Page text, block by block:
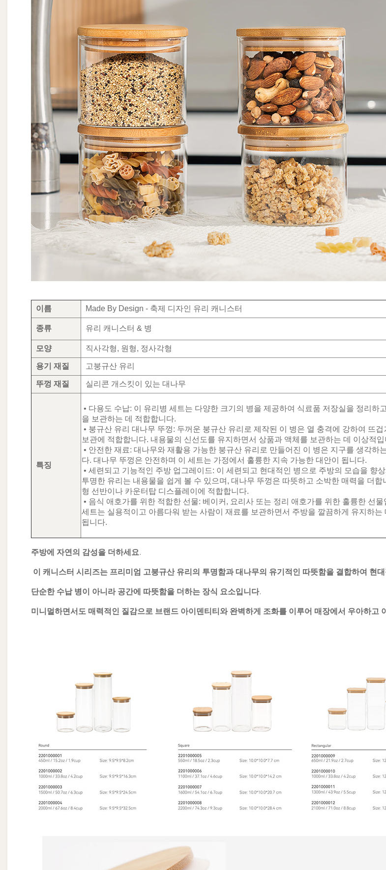
이름 Made By Design - 축제 디자인 유리 캐니스터
종류 유리 캐니스터 & 병
모양 직사각형, 원형, 정사각형
용기 재질 고붕규산 유리
뚜껑 재질 실리콘 개스킷이 있는 대나무
특징
• 다용도 수납: 이 유리병 세트는 다양한 크기의 병을 제공하여 식료품 저장실을 정리하
을 보관하는 데 적합합니다.
• 붕규산 유리 대나무 뚜껑: 두꺼운 붕규산 유리로 제작된 이 병은 열 충격에 강하여 뜨겁
보관에 적합합니다. 내용물의 신선도를 유지하면서 상품과 액체를 보관하는 데 이상적입
• 안전한 재료: 대나무와 재활용 가능한 붕규산 유리로 만들어진 이 병은 지구를 생각하
다. 대나무 뚜껑은 안전하며 이 세트는 가정에서 훌륭한 지속 가능한 대안이 됩니다.
• 세련되고 기능적인 주방 업그레이드: 이 세련되고 현대적인 병으로 주방의 모습을 향
투명한 유리는 내용물을 쉽게 볼 수 있으며, 대나무 뚜껑은 따뜻하고 소박한 매력을 더합
형 선반이나 카운터탑 디스플레이에 적합합니다.
• 음식 애호가를 위한 적합한 선물: 베이커, 요리사 또는 정리 애호가를 위한 훌륭한 선물
세트는 실용적이고 아름다워 받는 사람이 재료를 보관하면서 주방을 깔끔하게 유지하는
됩니다.
주방에 자연의 감성을 더하세요.
이 캐니스터 시리즈는 프리미엄 고붕규산 유리의 투명함과 대나무의 유기적인 따뜻함을 결합하여 현
단순한 수납 병이 아니라 공간에 따뜻함을 더하는 장식 요소입니다.
미니멀하면서도 매력적인 질감으로 브랜드 아이덴티티와 완벽하게 조화를 이루어 매장에서 우아하고